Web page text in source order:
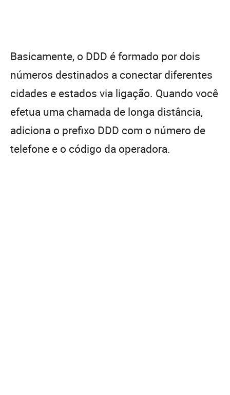
Basicamente, o DDD é formado por dois
números destinados a conectar diferentes
cidades e estados via ligação. Quando você
efetua uma chamada de longa distância,
adiciona o prefixo DDD com o número de
telefone e o código da operadora.